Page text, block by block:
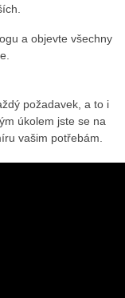
a objevte všechny
požadavek, a to i
úkolem jste se na
vašim potřebám.